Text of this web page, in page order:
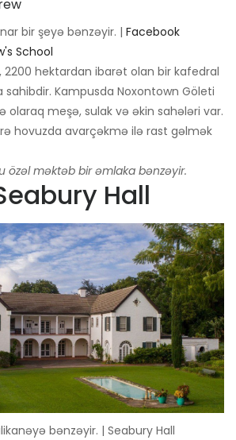
bir şeyə bənzəyir. | Facebook
School
2200 hektardan ibarət olan bir kafedral
sahibdir. Kampusda Noxontown Göleti
olaraq meşə, sulak və əkin sahələri var.
hovuzda avarçəkmə ilə rast gəlmək
özəl məktəb bir əmlaka bənzəyir.
Hall
bənzəyir. | Seabury Hall